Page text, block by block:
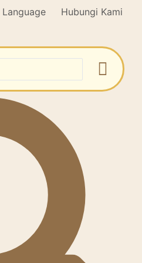
Language Hubungi Kami